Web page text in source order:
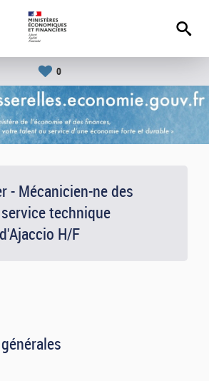
0
- Mécanicien-ne des
technique
H/F